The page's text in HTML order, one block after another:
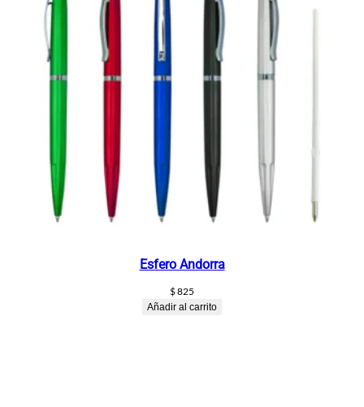
Esfero Andorra
$825
Añadir al carrito